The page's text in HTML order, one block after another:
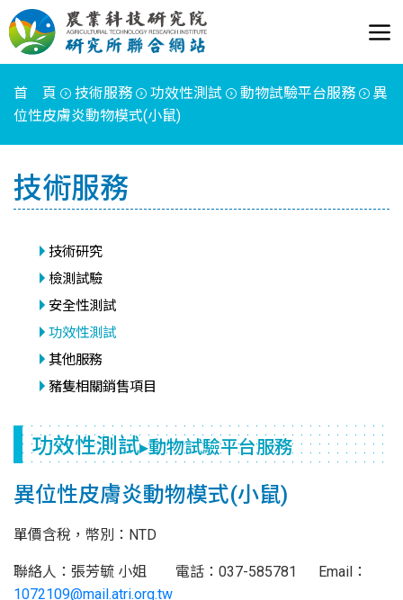
首 頁 技術服務 功效性測試 動物試驗平台服務
異
位性皮膚炎動物模式(小鼠)
技術服務
技術研究
檢測試驗
安全性測試
功效性測試
其他服務
豬隻相關銷售項目
功效性測試▸動物試驗平台服務
異位性皮膚炎動物模式(小鼠)
單價含稅，幣別：NTD
聯絡人：張芳毓 小姐 電話：037-585781 Email：
1072109@mail.atri.org.tw